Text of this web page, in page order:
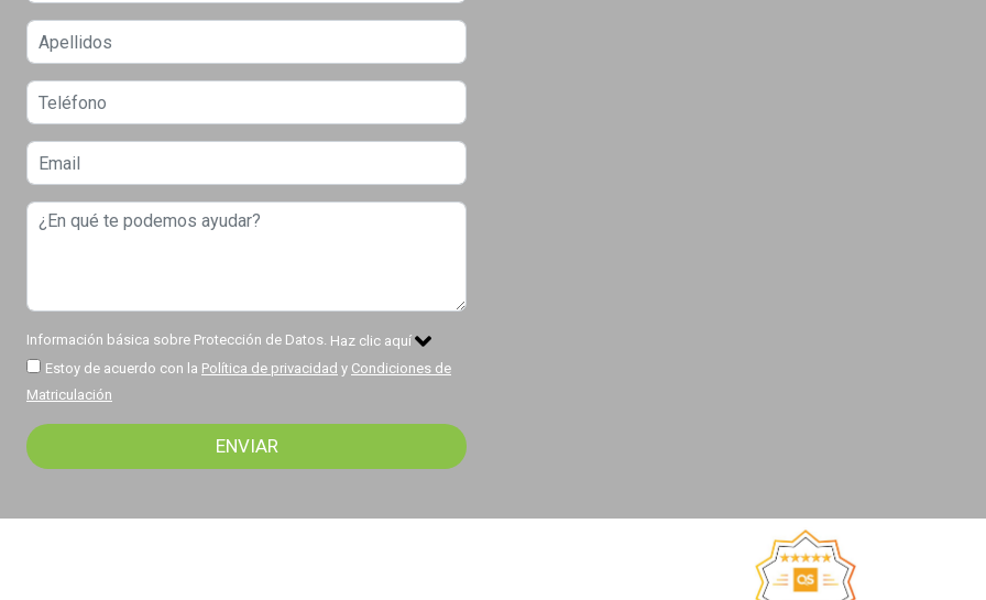
Información básica sobre Protección de Datos. Haz clic aquí
Estoy de acuerdo con la Política de privacidad y Condiciones de
Matriculación